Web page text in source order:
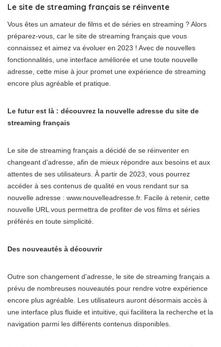
Le site de streaming français se réinvente
Vous êtes un amateur de films et de séries en streaming ? Alors
préparez-vous, car le site de streaming français que vous
connaissez et aimez va évoluer en 2023 ! Avec de nouvelles
fonctionnalités, une interface améliorée et une toute nouvelle
adresse, cette mise à jour promet une expérience de streaming
encore plus agréable et pratique.
Le futur est là : découvrez la nouvelle adresse du site de
streaming français
Le site de streaming français a décidé de se réinventer en
changeant d’adresse, afin de mieux répondre aux besoins et aux
attentes de ses utilisateurs. À partir de 2023, vous pourrez
accéder à ses contenus de qualité en vous rendant sur sa
nouvelle adresse : www.nouvelleadresse.fr. Facile à retenir, cette
nouvelle URL vous permettra de profiter de vos films et séries
préférés en toute simplicité.
Des nouveautés à découvrir
Outre son changement d’adresse, le site de streaming français a
prévu de nombreuses nouveautés pour rendre votre expérience
encore plus agréable. Les utilisateurs auront désormais accès à
une interface plus fluide et intuitive, qui facilitera la recherche et la
navigation parmi les différents contenus disponibles.